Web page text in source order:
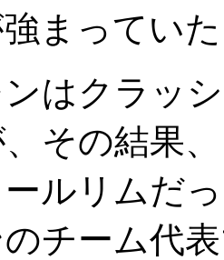
まってい
はクラッ
その結果
ルリムだ
チーム代